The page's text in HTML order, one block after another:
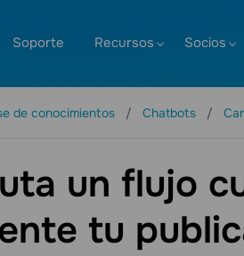
Soporte Recursos Socios
de conocimientos Chatbots
un flujo
tu